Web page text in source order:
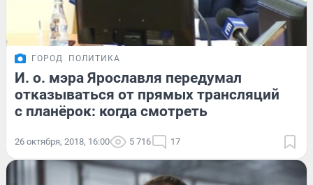
ГОРОД ПОЛИТИКА
И. о. мэра Ярославля передумал
отказываться от прямых трансляций
с планёрок: когда смотреть
26 октября, 2018, 16:00 5 716 17